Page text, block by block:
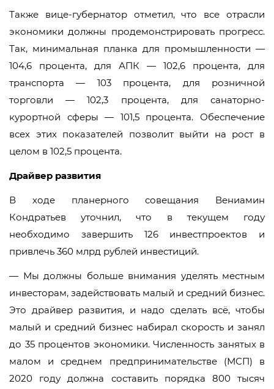
Также вице-губернатор отметил, что все отрасли
экономики должны продемонстрировать прогресс.
Так, минимальная планка для промышленности —
104,6 процента, для АПК — 102,6 процента, для
транспорта — 103 процента, для розничной
торговли — 102,3 процента, для санаторно-
курортной сферы — 101,5 процента. Обеспечение
всех этих показателей позволит выйти на рост в
целом в 102,5 процента.
Драйвер развития
В ходе планерного совещания Вениамин
Кондратьев уточнил, что в текущем году
необходимо завершить 126 инвестпроектов и
привлечь 360 млрд рублей инвестиций.
— Мы должны больше внимания уделять местным
инвесторам, задействовать малый и средний бизнес.
Это драйвер развития, и надо сделать всё, чтобы
малый и средний бизнес набирал скорость и занял
до 35 процентов экономики. Численность занятых в
малом и среднем предпринимательстве (МСП) в
2020 году должна составить порядка 800 тысяч